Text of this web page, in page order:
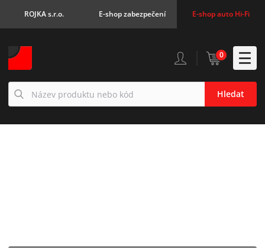
ROJKA s.r.o. E-shop zabezpečení E-shop auto Hi-Fi
Hledat
0